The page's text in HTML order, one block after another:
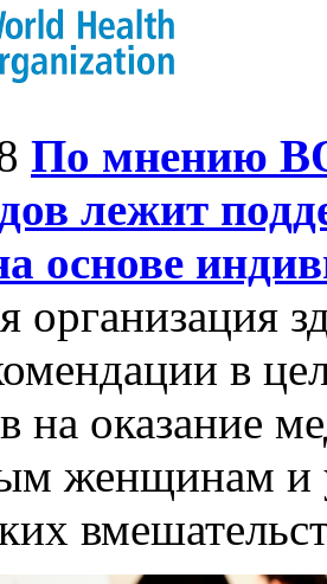
По мнению
лежит
основе
организация
в
на оказание
женщинам и